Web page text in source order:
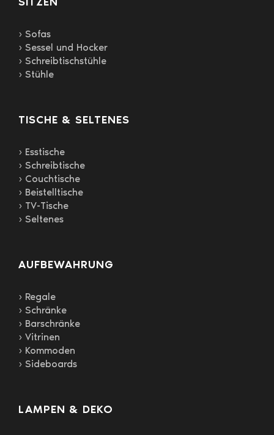
› Sofas
› Sessel und Hocker
› Schreibtischstühle
› Stühle
TISCHE & SELTENES
› Esstische
› Schreibtische
› Couchtische
› Beistelltische
› TV-Tische
› Seltenes
AUFBEWAHRUNG
› Regale
› Schränke
› Barschränke
› Vitrinen
› Kommoden
› Sideboards
LAMPEN & DEKO